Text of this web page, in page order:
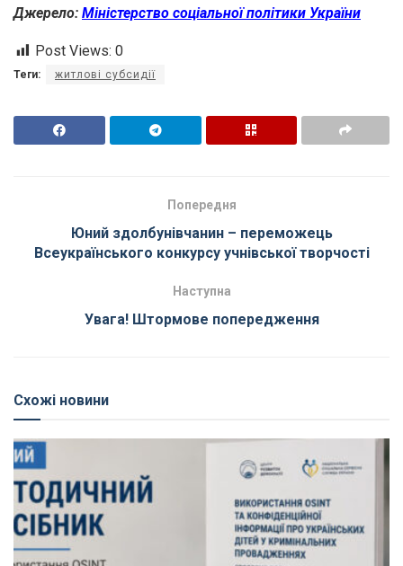
Джерело: Міністерство соціальної політики України
Post Views: 0
Теги: житлові субсидії
Попередня
Юний здолбунівчанин – переможець
Всеукраїнського конкурсу учнівської творчості
Наступна
Увага! Штормове попередження
Схожі новини